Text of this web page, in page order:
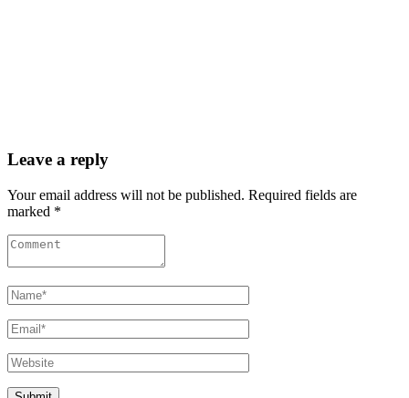
Leave a reply
Your email address will not be published. Required fields are
marked *